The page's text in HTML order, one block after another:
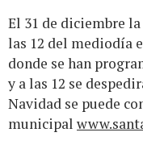
El 31 de diciembre
las 12 del mediodía
donde se han
y a las 12 se
Navidad se puede
municipal